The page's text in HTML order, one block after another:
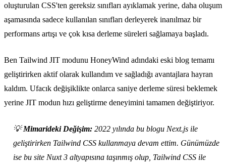
oluşturulan CSS'ten gereksiz sınıfları ayıklamak yerine, daha oluşum
aşamasında sadece kullanılan sınıfları derleyerek inanılmaz bir
performans artışı ve çok kısa derleme süreleri sağlamaya başladı.
Ben Tailwind JIT modunu HoneyWind adındaki eski blog temamı
geliştirirken aktif olarak kullandım ve sağladığı avantajlara hayran
kaldım. Ufacık değişiklikte onlarca saniye derleme süresi beklemek
yerine JIT modun hızı geliştirme deneyimini tamamen değiştiriyor.
💡Mimarideki Değişim: 2022 yılında bu blogu Next.js ile
geliştirirken Tailwind CSS kullanmaya devam ettim. Günümüzde
ise bu site Nuxt 3 altyapısına taşınmış olup, Tailwind CSS ile